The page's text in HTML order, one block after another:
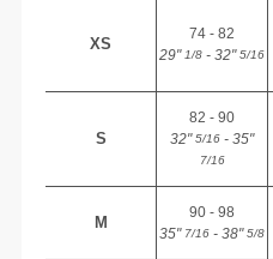
XS
74 - 82
29"1/8 - 32"5/16
S
82 - 90
32"5/16 - 35"
7/16
M
90 - 98
35"7/16 - 38"5/8